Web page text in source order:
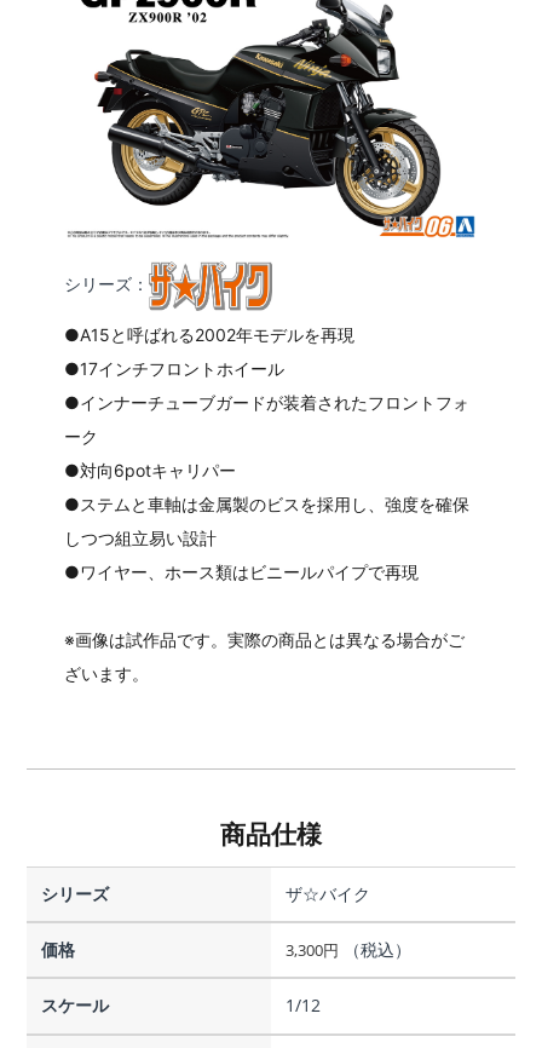
シリーズ：
●A15と呼ばれる2002年モデルを再現
●17インチフロントホイール
●インナーチューブガードが装着されたフロントフォ
ーク
●対向6potキャリパー
●ステムと車軸は金属製のビスを採用し、強度を確保
しつつ組立易い設計
●ワイヤー、ホース類はビニールパイプで再現
※画像は試作品です。実際の商品とは異なる場合がご
ざいます。
商品仕様
シリーズ ザ☆バイク
価格 3,300円 （税込）
スケール 1/12